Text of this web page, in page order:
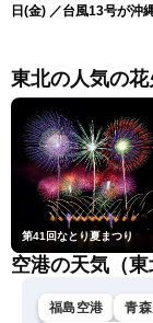
日(金) ／台風13号が沖
ュースLiVEイブニング
川千奈／内藤邦裕〉
東北の人気の
第41回なとり夏まつり
空港の天気（東
福島空港 青